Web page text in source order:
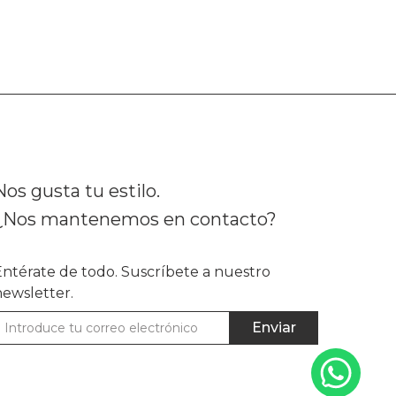
gusta tu estilo.
mantenemos en contacto?
de todo. Suscríbete a nuestro
Enviar